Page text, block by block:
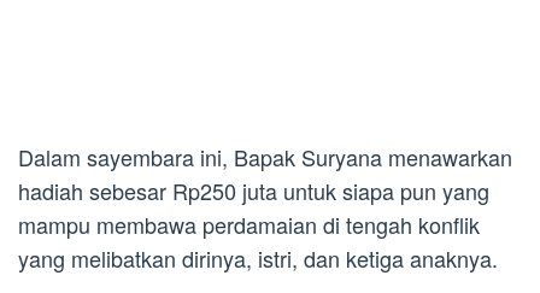
Dalam sayembara ini, Bapak Suryana menawarkan
hadiah sebesar Rp250 juta untuk siapa pun yang
mampu membawa perdamaian di tengah konflik
yang melibatkan dirinya, istri, dan ketiga anaknya.